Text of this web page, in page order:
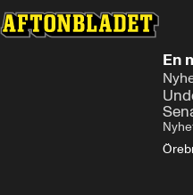
En